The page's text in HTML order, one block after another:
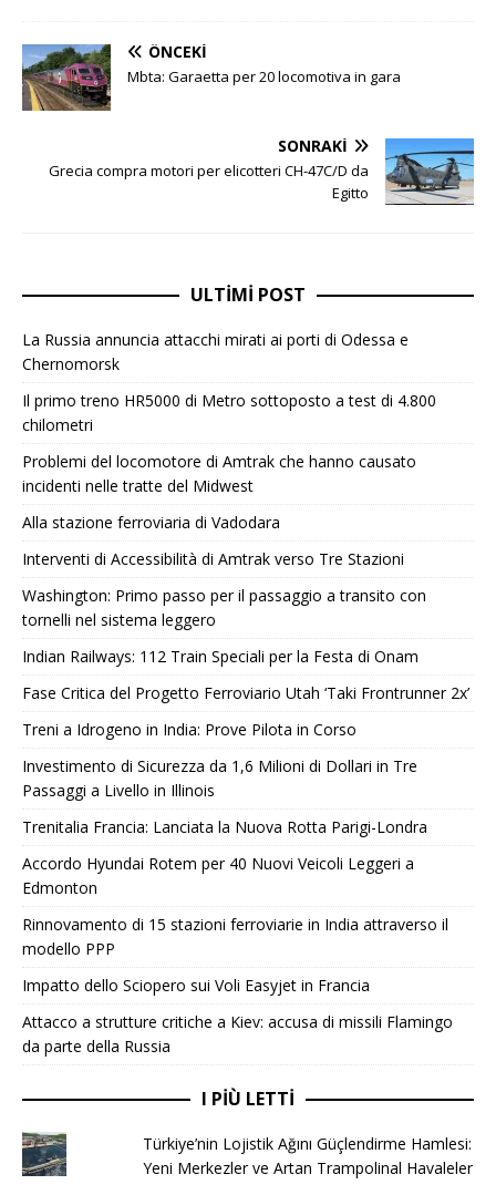
ÖNCEKI
Mbta: Garaetta per 20 locomotiva in gara
SONRAKI
Grecia compra motori per elicotteri CH-47C/D da
Egitto
ULTIMI POST
La Russia annuncia attacchi mirati ai porti di Odessa e
Chernomorsk
Il primo treno HR5000 di Metro sottoposto a test di 4.800
chilometri
Problemi del locomotore di Amtrak che hanno causato
incidenti nelle tratte del Midwest
Alla stazione ferroviaria di Vadodara
Interventi di Accessibilità di Amtrak verso Tre Stazioni
Washington: Primo passo per il passaggio a transito con
tornelli nel sistema leggero
Indian Railways: 112 Train Speciali per la Festa di Onam
Fase Critica del Progetto Ferroviario Utah ‘Taki Frontrunner 2x’
Treni a Idrogeno in India: Prove Pilota in Corso
Investimento di Sicurezza da 1,6 Milioni di Dollari in Tre
Passaggi a Livello in Illinois
Trenitalia Francia: Lanciata la Nuova Rotta Parigi-Londra
Accordo Hyundai Rotem per 40 Nuovi Veicoli Leggeri a
Edmonton
Rinnovamento di 15 stazioni ferroviarie in India attraverso il
modello PPP
Impatto dello Sciopero sui Voli Easyjet in Francia
Attacco a strutture critiche a Kiev: accusa di missili Flamingo
da parte della Russia
I PIÙ LETTI
Türkiye’nin Lojistik Ağını Güçlendirme Hamlesi:
Yeni Merkezler ve Artan Trampolinal Havaleler